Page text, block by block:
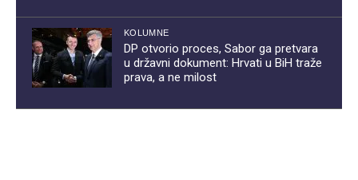
KOLUMNE
DP otvorio proces, Sabor ga pretvara
u državni dokument: Hrvati u BiH traže
prava, a ne milost